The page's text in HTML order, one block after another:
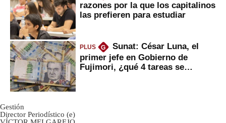
razones por la que los capitalinos
las prefieren para estudiar
PLUS G
Sunat: César Luna, el
primer jefe en Gobierno de
Fujimori, ¿qué 4 tareas se
Gestión
Director Periodístico (e)